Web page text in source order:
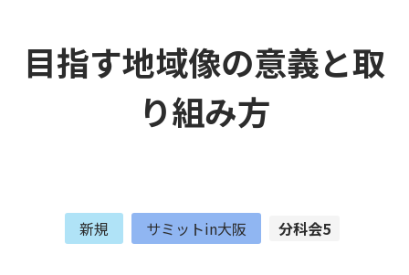
目指す地域像の意義と取
り組み方
新規 サミットin大阪 分科会5